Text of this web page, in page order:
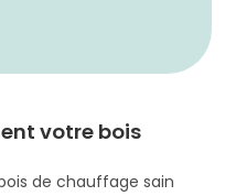
votre bois
de chauffage sain